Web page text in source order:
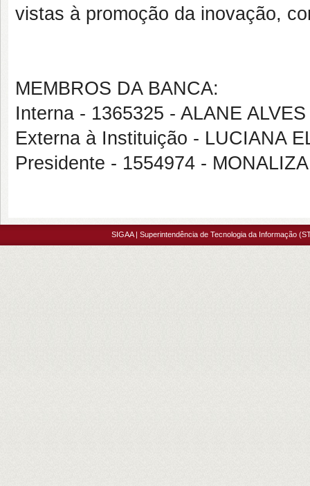
vistas à promoção da inovação,
MEMBROS DA BANCA:
Interna - 1365325 - ALANE ALVES
Externa à Instituição - LUCIANA
Presidente - 1554974 -
SIGAA | Superintendência de Tecnologia da Informação